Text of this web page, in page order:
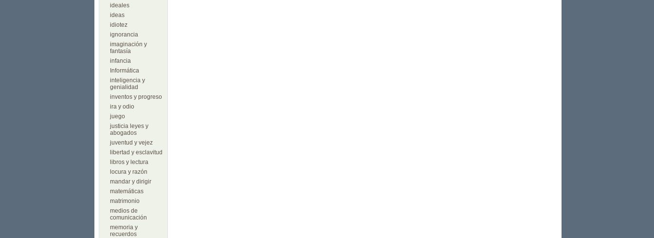
ideales
ideas
idiotez
ignorancia
imaginación y
fantasía
infancia
Informática
inteligencia y
genialidad
inventos y progreso
ira y odio
juego
justicia leyes y
abogados
juventud y vejez
libertad y esclavitud
libros y lectura
locura y razón
mandar y dirigir
matemáticas
matrimonio
medios de
comunicación
memoria y
recuerdos